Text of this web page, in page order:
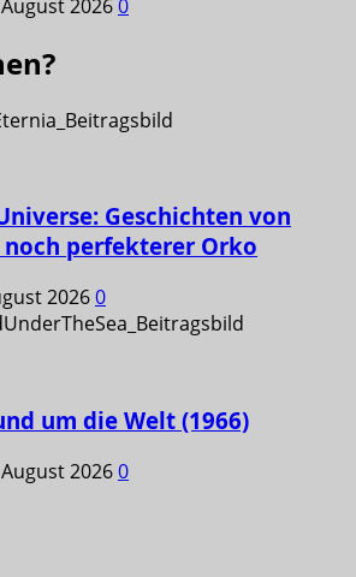
20260
Geschichten von
noch perfekterer Orko
20260
um die Welt (1966)
20260